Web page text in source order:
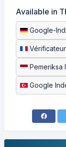
Available in
Google-
Pemeriksa
Google